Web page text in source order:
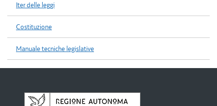
Iter delle leggi
Costituzione
Manuale tecniche legislative